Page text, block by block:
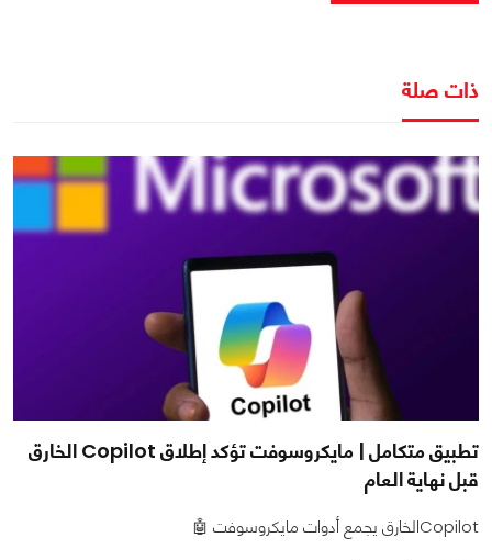
ذات صلة
تطبيق متكامل | مايكروسوفت تؤكد إطلاق Copilot الخارق
قبل نهاية العام
Copilotالخارق يجمع أدوات مايكروسوفت 🤖